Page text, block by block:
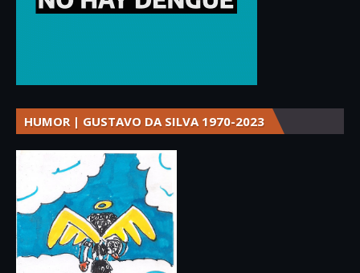
HUMOR | GUSTAVO DA SILVA 1970-2023